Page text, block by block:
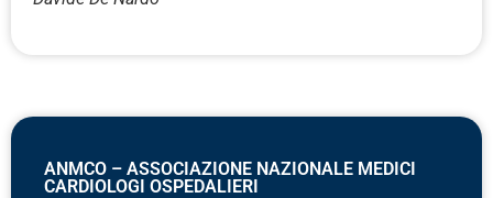
ANMCO – ASSOCIAZIONE NAZIONALE MEDICI
CARDIOLOGI OSPEDALIERI